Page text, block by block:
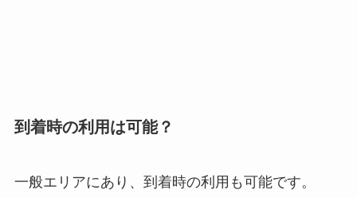
到着時の利用は可能？
一般エリアにあり、到着時の利用も可能です。